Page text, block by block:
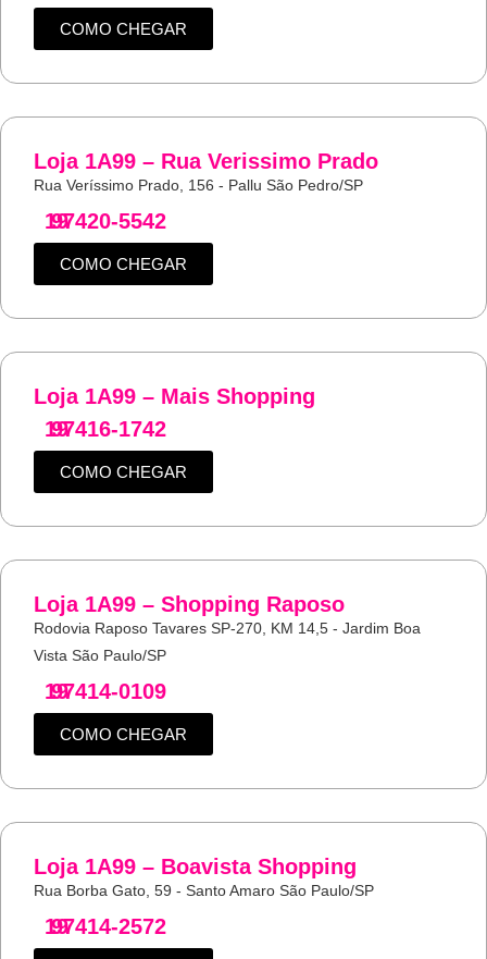
COMO CHEGAR
Loja 1A99 – Rua Verissimo Prado
Rua Veríssimo Prado, 156 - Pallu São Pedro/SP
19
97420-5542
COMO CHEGAR
Loja 1A99 – Mais Shopping
19
97416-1742
COMO CHEGAR
Loja 1A99 – Shopping Raposo
Rodovia Raposo Tavares SP-270, KM 14,5 - Jardim Boa
Vista São Paulo/SP
19
97414-0109
COMO CHEGAR
Loja 1A99 – Boavista Shopping
Rua Borba Gato, 59 - Santo Amaro São Paulo/SP
19
97414-2572